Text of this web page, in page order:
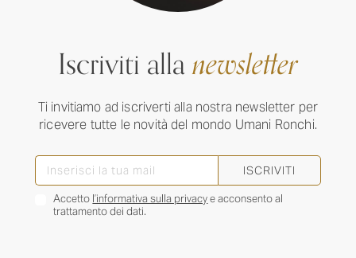
Iscriviti allanewsletter
Ti invitiamo ad iscriverti alla nostra newsletter per
ricevere tutte le novità del mondo Umani Ronchi.
ISCRIVITI
Accetto l’informativa sulla privacye acconsento al
trattamento dei dati.